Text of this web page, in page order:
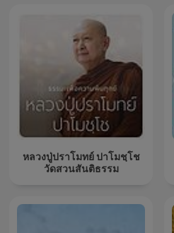
หลวงปู่ปราโมทย์ ปาโมชฺโช
วัดสวนสันติธรรม